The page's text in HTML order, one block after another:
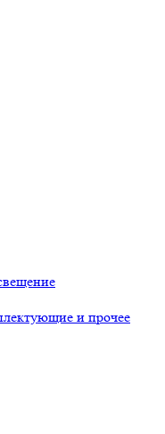
и прочее